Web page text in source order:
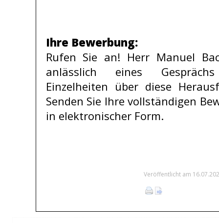
Ihre Bewerbung:
Rufen Sie an! Herr Manuel
anlässlich eines
Einzelheiten über diese
Senden Sie Ihre vollständigen
in elektronischer Form.
Veröffentlicht am